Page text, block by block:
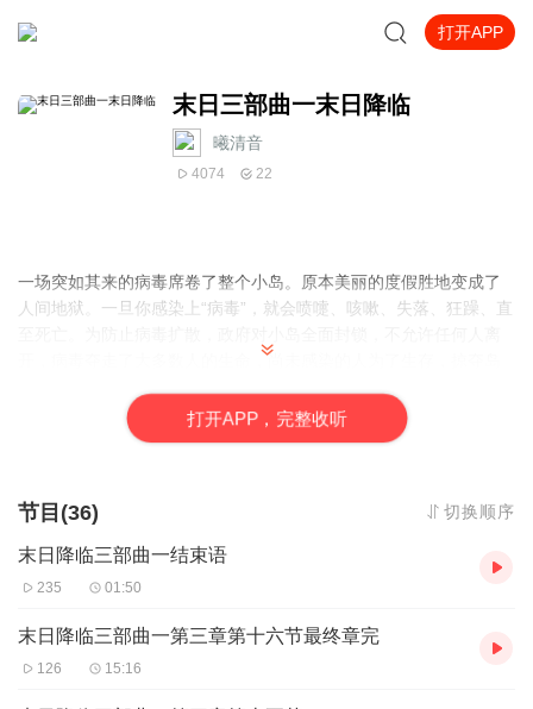
打开APP
末日三部曲一末日降临
曦清音
4074 22
一场突如其来的病毒席卷了整个小岛。原本美丽的度假胜地变成了
人间地狱。一旦你感染上“病毒”，就会喷嚏、咳嗽、失落、狂躁、直
开，病毒夺走了大多数人的生命，尚未感染的人为了生存，掠夺岛
书名:末日三部曲套装
出版日期：2015-8-20
ISBN：9787535458179
演播者:曦清音
打开APP，完整收听
节目(36) 切换顺序
末日降临三部曲一结束语
235 01:50
末日降临三部曲一第三章第十六节最终章完
126 15:16